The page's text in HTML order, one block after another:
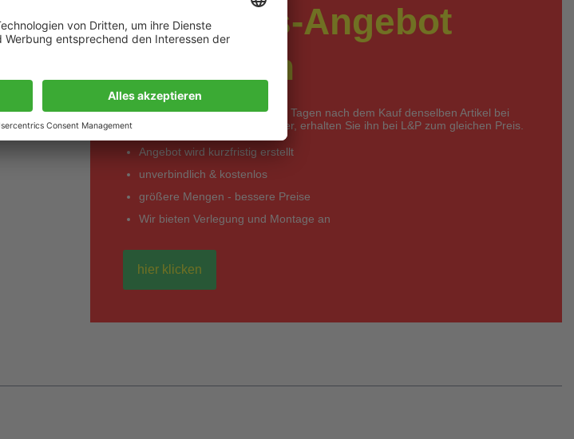
Bestpreis-Angebot
anfordern
*Entdecken Sie innerhalb von 14 Tagen nach dem Kauf denselben Artikel bei
einem anderen Anbieter günstiger, erhalten Sie ihn bei L&P zum gleichen Preis.
Angebot wird kurzfristig erstellt
unverbindlich & kostenlos
größere Mengen - bessere Preise
Wir bieten Verlegung und Montage an
hier klicken